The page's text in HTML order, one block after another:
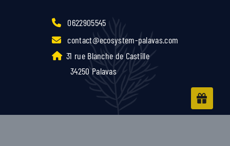
0622905545
contact@ecosystem-palavas.com
31 rue Blanche de Castille
34250 Palavas